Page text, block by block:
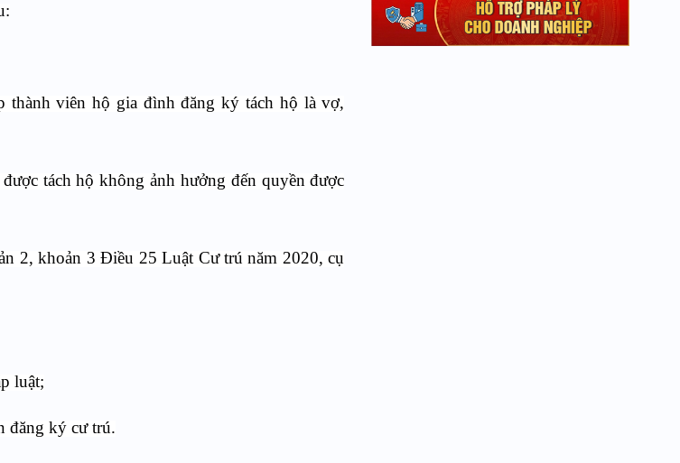
viên hộ gia đình đăng ký tách hộ là vợ,
tách hộ không ảnh hưởng đến quyền được
2, khoản 3 Điều 25 Luật Cư trú năm 2020, cụ
luật;
đăng ký cư trú.